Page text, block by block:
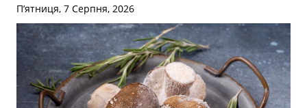
П’ятниця, 7 Серпня, 2026